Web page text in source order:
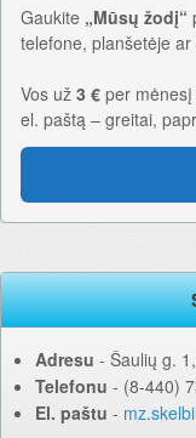
Gaukite „Mūsų žodį“
telefone, planšetėje
Vos už 3 € per
el. paštą – greitai,
Adresu ‐ Šaulių g.
Telefonu ‐ (8-440)
El. paštu ‐